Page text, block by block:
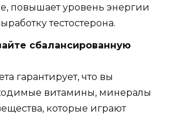
повышает уровень энергии
тестостерона.
сбалансированную
гарантирует, что вы
витамины, минералы
которые играют